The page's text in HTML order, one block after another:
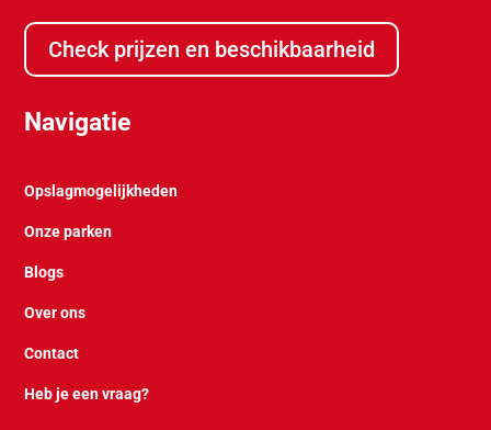
Check prijzen en beschikbaarheid
Navigatie
Opslagmogelijkheden
Onze parken
Blogs
Over ons
Contact
Heb je een vraag?